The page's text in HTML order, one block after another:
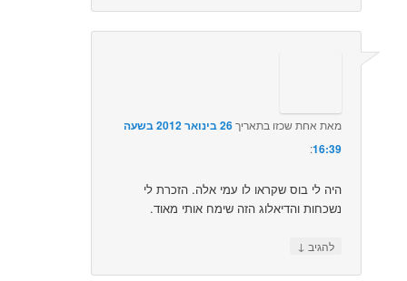
מאת אחת שכזו בתאריך
26 בינואר 2012 בשעה
16:39
:‏
היה לי בוס שקראו לו עמי אלה. הזכרת לי
נשכחות והדיאלוג הזה שימח אותי מאוד.
להגיב ↓